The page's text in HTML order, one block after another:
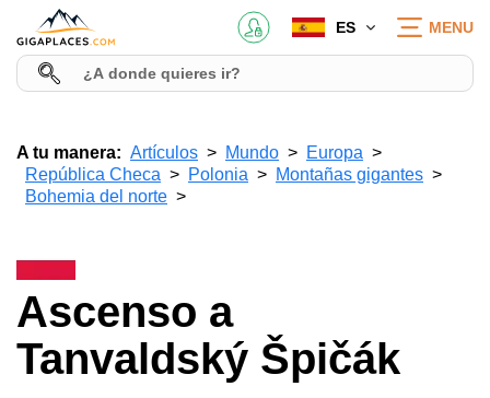
ES MENU
A tu manera: Artículos Mundo
Europa
República Checa
Polonia
Montañas gigantes
Bohemia del norte
Ascenso a
Tanvaldský Špičák